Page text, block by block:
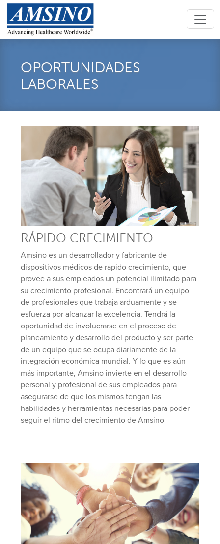
OPORTUNIDADES
LABORALES
RÁPIDO CRECIMIENTO
Amsino es un desarrollador y fabricante de
dispositivos médicos de rápido crecimiento, que
provee a sus empleados un potencial ilimitado para
su crecimiento profesional. Encontrará un equipo
de profesionales que trabaja arduamente y se
esfuerza por alcanzar la excelencia. Tendrá la
oportunidad de involucrarse en el proceso de
planeamiento y desarrollo del producto y ser parte
de un equipo que se ocupa diariamente de la
integración económica mundial. Y lo que es aún
más importante, Amsino invierte en el desarrollo
personal y profesional de sus empleados para
asegurarse de que los mismos tengan las
habilidades y herramientas necesarias para poder
seguir el ritmo del crecimiento de Amsino.